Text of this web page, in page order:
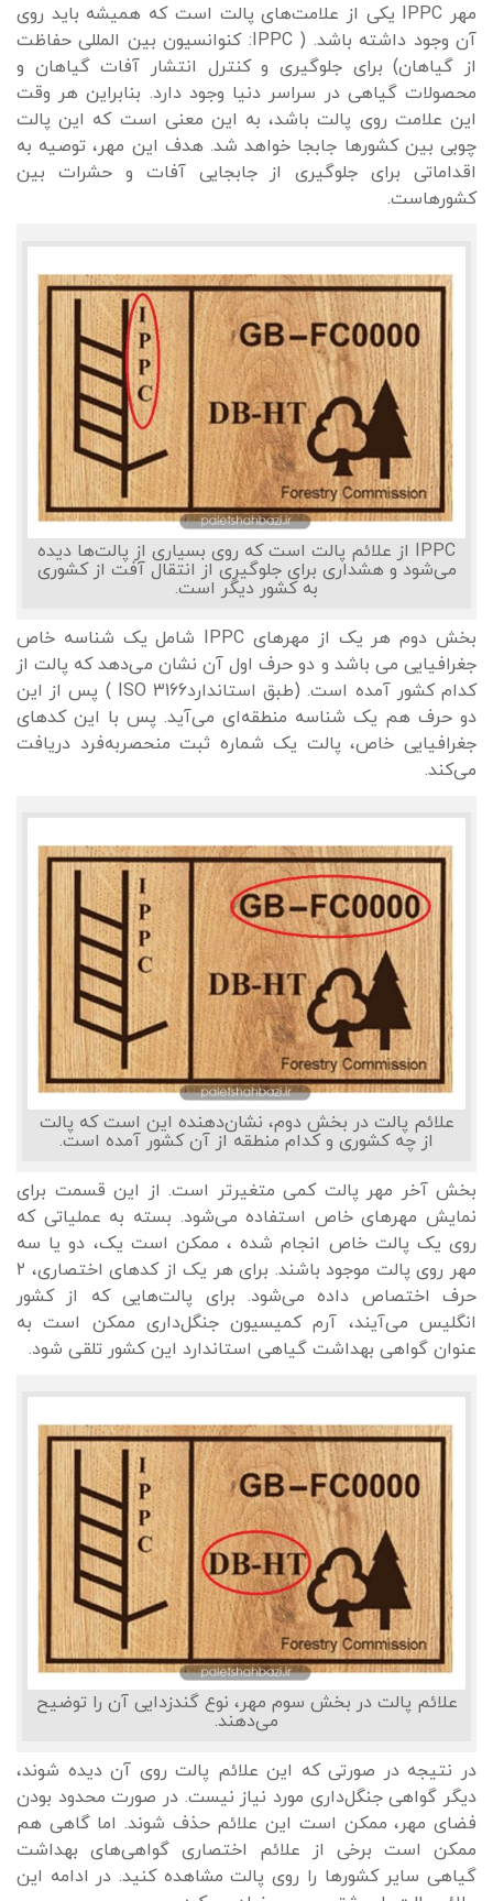
مهر IPPC یکی از علامت‌های پالت است که همیشه باید روی
آن وجود داشته باشد. ( IPPC: کنوانسیون بین المللی حفاظت
از گیاهان) برای جلوگیری و کنترل انتشار آفات گیاهان و
محصولات گیاهی در سراسر دنیا وجود دارد. بنابراین هر وقت
این علامت روی پالت باشد، به این معنی است که این پالت
چوبی بین کشورها جابجا خواهد شد. هدف این مهر، توصیه به
اقداماتی برای جلوگیری از جابجایی آفات و حشرات بین
کشورهاست.
IPPC از علائم پالت است که روی بسیاری از پالت‌ها دیده
می‌شود و هشداری برای جلوگیری از انتقال آفت از کشوری
به کشور دیگر است.
بخش دوم هر یک از مهرهای IPPC شامل یک شناسه خاص
جغرافیایی می باشد و دو حرف اول آن نشان می‌دهد که پالت از
کدام کشور آمده است. (طبق استانداردISO 3166 ) پس از این
دو حرف هم یک شناسه منطقه‌ای می‌آید. پس با این کدهای
جغرافیایی خاص، پالت یک شماره ثبت منحصربه‌فرد دریافت
می‌کند.
علائم پالت در بخش دوم، نشان‌دهنده این است که پالت
از چه کشوری و کدام منطقه از آن کشور آمده است.
بخش آخر مهر پالت کمی متغیرتر است. از این قسمت برای
نمایش مهرهای خاص استفاده می‌شود. بسته به عملیاتی که
روی یک پالت خاص انجام شده ، ممکن است یک، دو یا سه
مهر روی پالت موجود باشند. برای هر یک از کدهای اختصاری، ۲
حرف اختصاص داده می‌شود. برای پالت‌هایی که از کشور
انگلیس می‌آیند، آرم کمیسیون جنگل‌داری ممکن است به
عنوان گواهی بهداشت گیاهی استاندارد این کشور تلقی شود.
علائم پالت در بخش سوم مهر، نوع گندزدایی آن را توضیح
می‌دهند.
در نتیجه در صورتی که این علائم پالت روی آن دیده شوند،
دیگر گواهی جنگل‌داری مورد نیاز نیست. در صورت محدود بودن
فضای مهر، ممکن است این علائم حذف شوند. اما گاهی هم
ممکن است برخی از علائم اختصاری گواهی‌های بهداشت
گیاهی سایر کشورها را روی پالت مشاهده کنید. در ادامه این